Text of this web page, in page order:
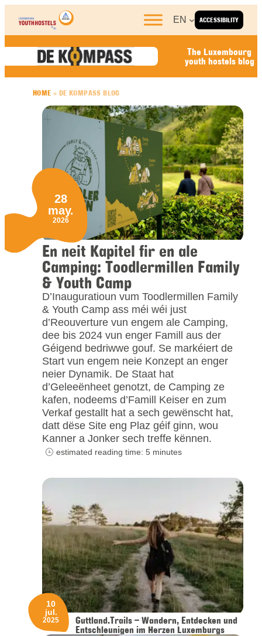
Skip to content
ACCESSIBILITY
EN
The Luxembourg
youth hostels blog
HOME » DE KOMPASS BLOG
En neit Kapitel fir en ale
Camping: Toodlermillen Family
& Youth Camp
D’Inauguratioun vum Toodlermillen Family
& Youth Camp ass méi wéi just
d’Reouverture vun engem ale Camping,
dee bis 2024 vun enger Famill aus der
Géigend bedriwwe gouf. Se markéiert de
Start vun engem neie Konzept an enger
neier Dynamik. De Staat hat
d’Geleeënheet genotzt, de Camping ze
kafen, nodeems d’Famill Keiser en zum
Verkaf gestallt hat a sech gewënscht hat,
datt dëse Site eng Plaz géif ginn, wou
Kanner a Jonker sech treffe kënnen.
28
may.
2026
estimated reading time: 5 minutes
Guttland.Trails – Wandern, Entdecken und
Entschleunigen im Herzen Luxemburgs
10
jul.
2025